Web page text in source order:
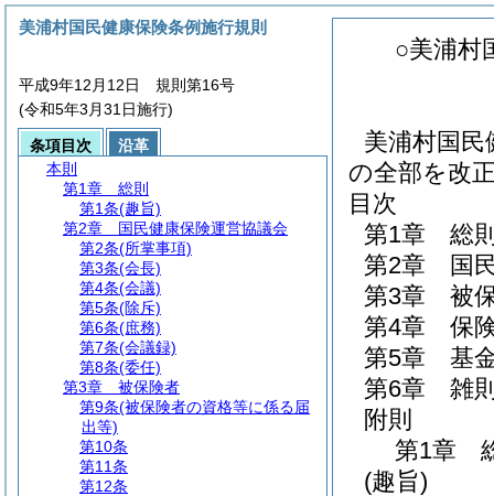
○美浦村
美浦村国民
の全部を改
目次
第1章
総
第2章
国
第3章
被
第4章
保
第5章
基
第6章
雑
附則
第1章
(趣旨)
美浦村国民健康保険条例施行規則
平成9年12月12日 規則第16号
(令和5年3月31日施行)
条項目次
沿革
本則
第1章
総則
第1条(趣旨)
第2章
国民健康保険運営協議会
第2条(所掌事項)
第3条(会長)
第4条(会議)
第5条(除斥)
第6条(庶務)
第7条(会議録)
第8条(委任)
第3章
被保険者
第9条(被保険者の資格等に係る届
出等)
第10条
第11条
第12条